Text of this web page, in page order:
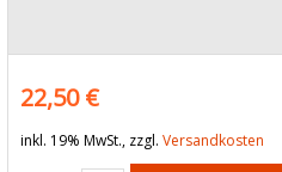
22,50 €
inkl. 19% MwSt., zzgl. Versandkosten